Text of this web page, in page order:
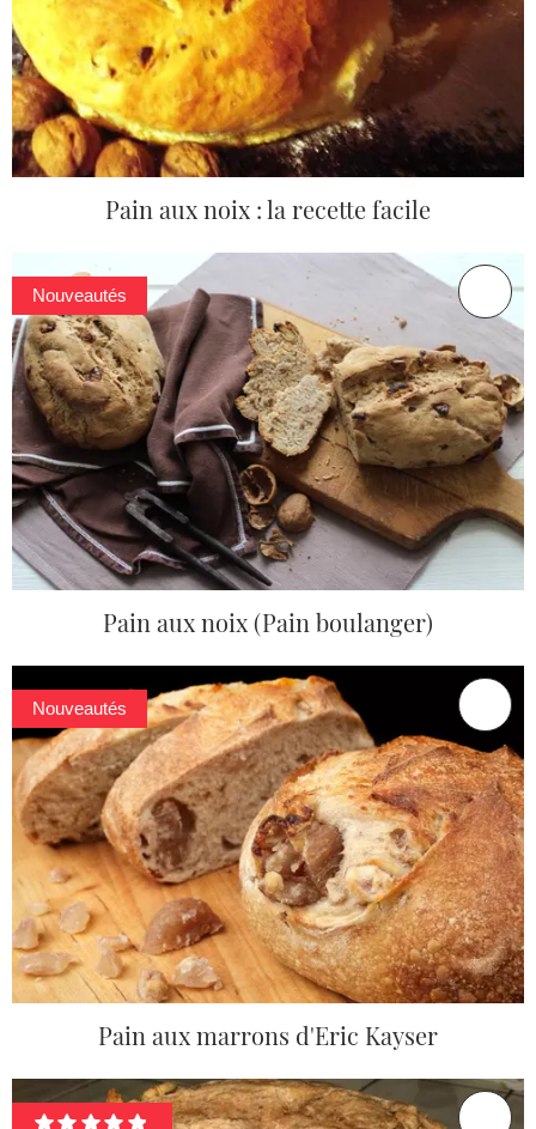
Pain aux noix : la recette facile
Nouveautés
Pain aux noix (Pain boulanger)
Nouveautés
Pain aux marrons d'Eric Kayser